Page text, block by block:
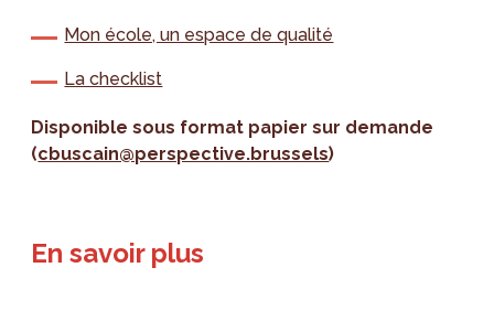
Mon école, un espace de qualité
La checklist
Disponible sous format papier sur demande
(cbuscain@perspective.brussels)
En savoir plus